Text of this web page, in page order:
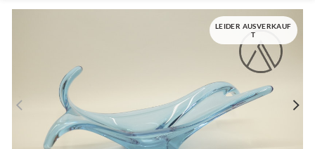
LEIDER AUSVERKAUF
T